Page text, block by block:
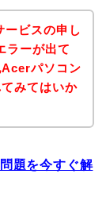
ビスの申し
ラーが出て
Acerパソコン
みてはいか
題を今すぐ解